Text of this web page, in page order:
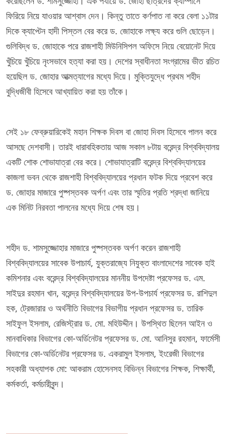
ফিরিয়ে নিয়ে যাওয়ার আশ্বাস দেন। কিন্তু তাতে কর্ণপাত না করে বেলা ১১টার
দিকে ক্যাপ্টেন হাদী পিস্তল বের করে ড. জোহাকে লক্ষ্য করে গুলি ছোড়েন।
গুলিবিদ্ধ ড. জোহাকে পরে রাজশাহী মিউনিসিপল অফিসে নিয়ে বেয়োনেট দিয়ে
খুঁচিয়ে খুঁচিয়ে নৃংসভাবে হত্যা করা হয়। দেশের স্বাধীনতা সংগ্রামের ভীত রচিত
হয়েছিল ড. জোহার আত্মত্যাগের মধ্যে দিয়ে। মুক্তিযুদ্ধে প্রথম শহীদ
বুদ্ধিজীবী হিসেবে আখ্যায়িত করা হয় তাঁকে।
সেই ১৮ ফেব্রুয়ারিকেই মহান শিক্ষক দিবস বা জোহা দিবস হিসেবে পালন করে
আসছে দেশবাসী। তারই ধারাবহিকতায় আজ সকাল ৮টায় বরেন্দ্র বিশ্ববিদ্যালয়
একটি শোক শোভাযাত্রা বের করে। শোভাযাত্রাটি বরেন্দ্র বিশ্ববিদ্যালয়ের
কাজলা ভবন থেকে রাজশাহী বিশ্ববিদ্যালয়ের প্রধান ফটক দিয়ে প্রবেশ করে
ড. জোহার মাজারে পুষ্পস্তবক অর্পণ এবং তার স্মৃতির প্রতি শ্রদ্ধা জানিয়ে
এক মিনিট নিরবতা পালনের মধ্যে দিয়ে শেষ হয়।
শহীদ ড. শামসুজ্জোহার মাজারে পুষ্পস্তবক অর্পণ করেন রাজশাহী
বিশ্ববিদ্যালয়ের সাবেক উপাচার্য, যুক্তরাজ্যে নিযুক্ত বাংলাদেশের সাবেক হাই
কমিশনার এবং বরেন্দ্র বিশ্ববিদ্যালয়ের মাননীয় উপদেষ্টা প্রফেসর ড. এম.
সাইদুর রহমান খান, বরেন্দ্র বিশ্ববিদ্যালয়ের উপ-উপচার্য প্রফেসর ড. রাশিদুল
হক, ট্রেজারার ও অর্থনীতি বিভাগের বিভাগীয় প্রধান প্রফেসর ড. তারিক
সাইফুল ইসলাম, রেজিস্ট্রার ড. মো. মহিউদ্দীন। উপস্থিত ছিলেন আইন ও
মানবাধিকার বিভাগের কো-অর্ডিনেটর প্রফেসর ড. মো. আনিসুর রহমান, ফার্মেসী
বিভাগের কো-অর্ডিনেটর প্রফেসর ড. একরামুল ইসলাম, ইংরেজী বিভাগের
সহকারী অধ্যাপক মো: আকরাম হোসেনসহ বিভিন্ন বিভাগের শিক্ষক, শিক্ষার্থী,
কর্মকর্তা, কর্মচারীবৃন্দ।